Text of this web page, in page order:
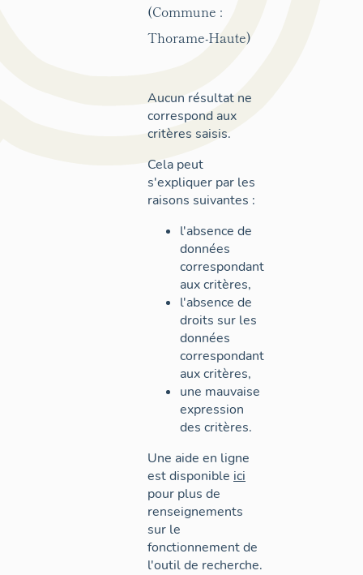
(Commune :
Thorame-Haute)
Aucun résultat ne
correspond aux
critères saisis.
Cela peut
s'expliquer par les
raisons suivantes :
l'absence de
données
correspondant
aux critères,
l'absence de
droits sur les
données
correspondant
aux critères,
une mauvaise
expression
des critères.
Une aide en ligne
est disponible ici
pour plus de
renseignements
sur le
fonctionnement de
l'outil de recherche.